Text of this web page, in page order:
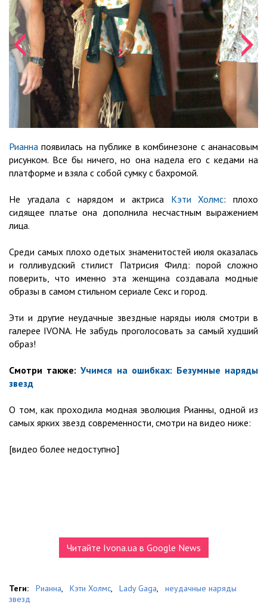
Рианна появилась на публике в комбинезоне с ананасовым
рисунком. Все бы ничего, но она надела его с кедами на
платформе и взяла с собой сумку с бахромой.
Не угадала с нарядом и актриса Кэти Холмс: плохо
сидящее платье она дополнила несчастным выражением
лица.
Среди самых плохо одетых знаменитостей июля оказалась
и голливудский стилист Патрисия Филд: порой сложно
поверить, что именно эта женщина создавала модные
образы в самом стильном сериале Секс и город.
Эти и другие неудачные звездные наряды июля смотри в
галерее IVONA. Не забудь проголосовать за самый худший
образ!
Смотри также:Учимся на ошибках: Безумные наряды
звезд
О том, как проходила модная эволюция Рианны, одной из
самых ярких звезд современности, смотри на видео ниже:
[видео более недоступно]
Читайте Ivona.ua в Google News
Теги: Рианна, Кэти Холмс, Lady Gaga,
неудачные наряды
звезд